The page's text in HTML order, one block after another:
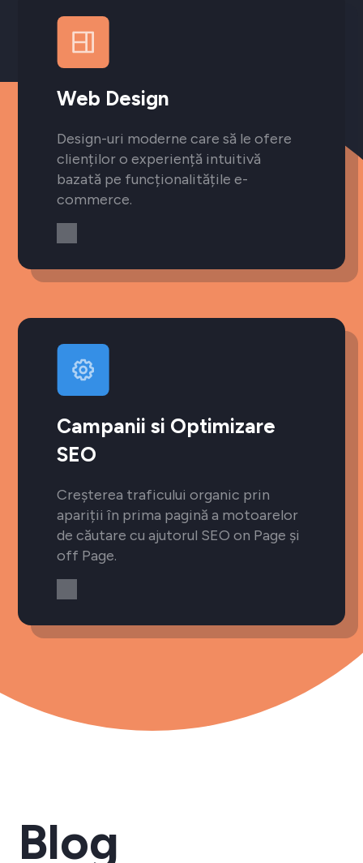
Web Design
Design-uri moderne care să le ofere
clienților o experiență intuitivă
bazată pe funcționalitățile e-
commerce.
Campanii si Optimizare
SEO
Creșterea traficului organic prin
apariții în prima pagină a motoarelor
de căutare cu ajutorul SEO on Page și
off Page.
Blog